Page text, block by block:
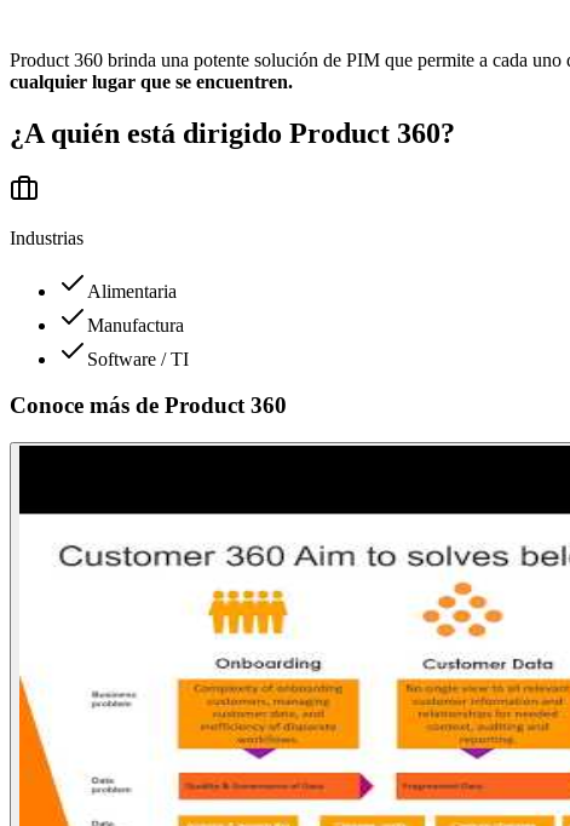
Product 360 brinda una potente solución de PIM que permite a cada uno
cualquier lugar que se encuentren.
¿A quién está dirigido Product 360?
Industrias
Alimentaria
Manufactura
Software / TI
Conoce más de Product 360